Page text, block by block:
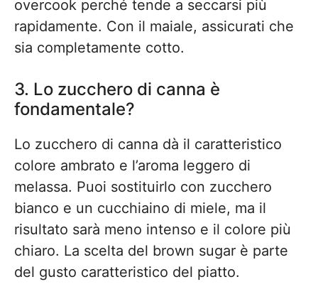
overcook perché tende a seccarsi più
rapidamente. Con il maiale, assicurati che
sia completamente cotto.
3. Lo zucchero di canna è
fondamentale?
Lo zucchero di canna dà il caratteristico
colore ambrato e l’aroma leggero di
melassa. Puoi sostituirlo con zucchero
bianco e un cucchiaino di miele, ma il
risultato sarà meno intenso e il colore più
chiaro. La scelta del brown sugar è parte
del gusto caratteristico del piatto.